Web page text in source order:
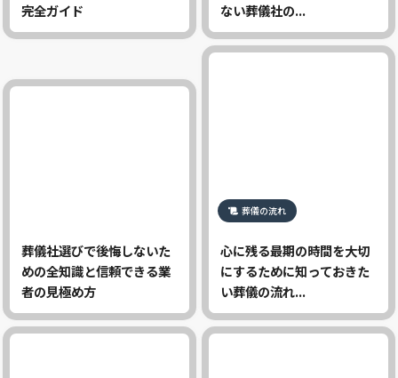
完全ガイド
ない葬儀社の...
葬儀社選びで後悔しないた
めの全知識と信頼できる業
者の見極め方
葬儀の流れ
心に残る最期の時間を大切
にするために知っておきた
い葬儀の流れ...